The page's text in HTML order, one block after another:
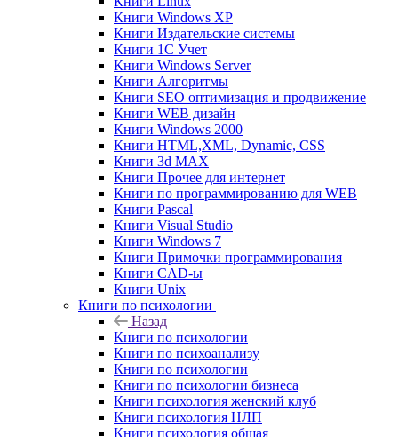
Книги Windows XP
Книги Издательские системы
Книги 1C Учет
Книги Windows Server
Книги Алгоритмы
Книги SEO оптимизация и продвижение
Книги WEB дизайн
Книги Windows 2000
Книги HTML,XML, Dynamic, CSS
Книги 3d MAX
Книги Прочее для интернет
Книги по программированию для WEB
Книги Pascal
Книги Visual Studio
Книги Windows 7
Книги Примочки программирования
Книги CAD-ы
Книги Unix
Книги по психологии
Назад
Книги по психологии
Книги по психоанализу
Книги по психологии
Книги по психологии бизнеса
Книги психология женский клуб
Книги психология НЛП
Книги психология общая